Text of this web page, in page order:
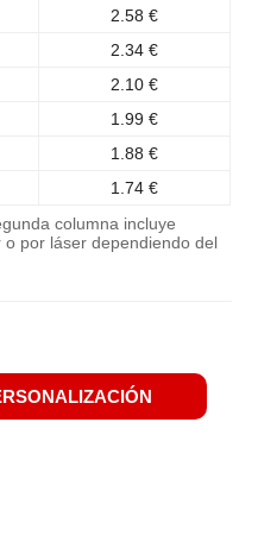
2.58 €
2.34 €
2.10 €
1.99 €
1.88 €
1.74 €
columna incluye
por láser dependiendo del